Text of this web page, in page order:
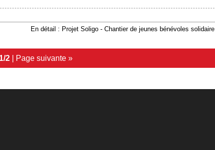
En détail : Projet Soligo - Chantier de jeunes bénévoles solidaire
2 | Page suivante »